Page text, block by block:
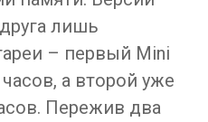
лишь
– первый Mini
а второй уже
Пережив два